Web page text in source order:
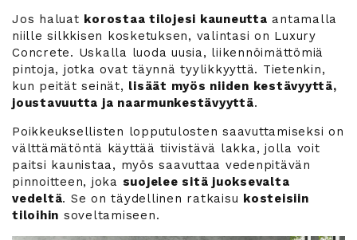
Jos haluat korostaa tilojesi kauneutta antamalla
niille silkkisen kosketuksen, valintasi on Luxury
Concrete. Uskalla luoda uusia, liikennöimättömiä
pintoja, jotka ovat täynnä tyylikkyyttä. Tietenkin,
kun peität seinät, lisäät myös niiden kestävyyttä,
joustavuutta ja naarmunkestävyyttä.
Poikkeuksellisten lopputulosten saavuttamiseksi on
välttämätöntä käyttää tiivistävä lakka, jolla voit
paitsi kaunistaa, myös saavuttaa vedenpitävän
pinnoitteen, joka suojelee sitä juoksevalta
vedeltä. Se on täydellinen ratkaisu kosteisiin
tiloihin soveltamiseen.